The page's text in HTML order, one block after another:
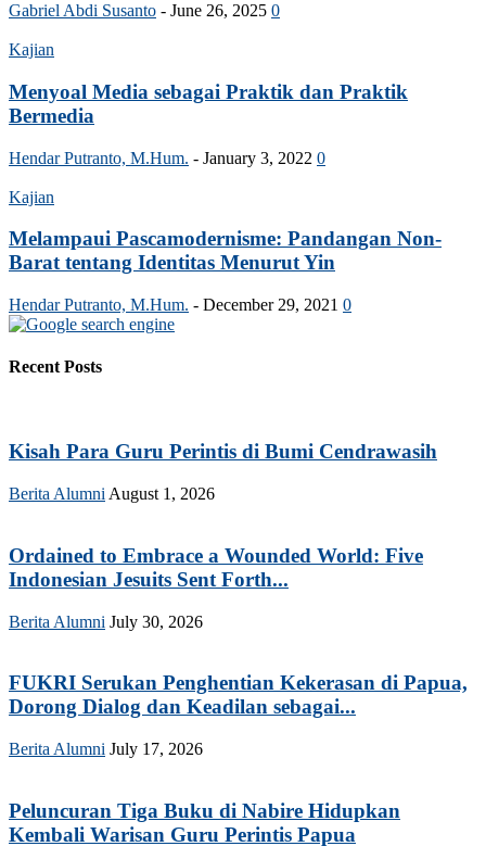
Gabriel Abdi Susanto - June 26, 2025 0
Kajian
Menyoal Media sebagai Praktik dan Praktik
Bermedia
Hendar Putranto, M.Hum. - January 3, 2022 0
Kajian
Melampaui Pascamodernisme: Pandangan Non-
Barat tentang Identitas Menurut Yin
Hendar Putranto, M.Hum. - December 29, 2021 0
Recent Posts
Kisah Para Guru Perintis di Bumi Cendrawasih
Berita Alumni August 1, 2026
Ordained to Embrace a Wounded World: Five
Indonesian Jesuits Sent Forth...
Berita Alumni July 30, 2026
FUKRI Serukan Penghentian Kekerasan di Papua,
Dorong Dialog dan Keadilan sebagai...
Berita Alumni July 17, 2026
Peluncuran Tiga Buku di Nabire Hidupkan
Kembali Warisan Guru Perintis Papua